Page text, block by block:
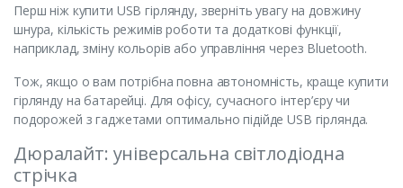
Перш ніж купити USB гірлянду, зверніть увагу на довжину
шнура, кількість режимів роботи та додаткові функції,
наприклад, зміну кольорів або управління через Bluetooth.
Тож, якщо о вам потрібна повна автономність, краще купити
гірлянду на батарейці. Для офісу, сучасного інтер’єру чи
подорожей з гаджетами оптимально підійде USB гірлянда.
Дюралайт: універсальна світлодіодна
стрічка